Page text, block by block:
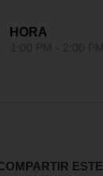
HORA
ESTE